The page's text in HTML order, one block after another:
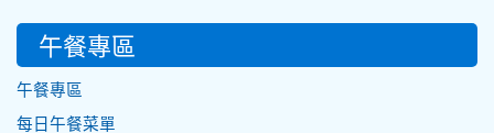
午餐專區
午餐專區
每日午餐菜單